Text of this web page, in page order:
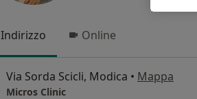
Indirizzo Online
Via Sorda Scicli, Modica • Mappa
Micros Clinic